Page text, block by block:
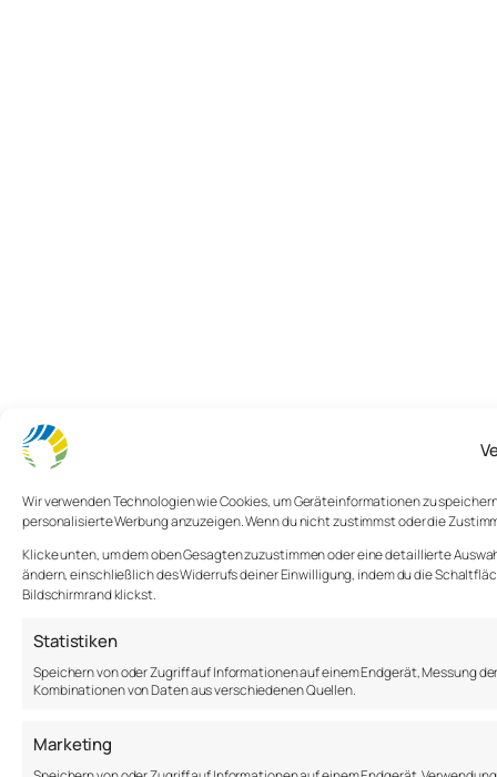
Wir verwenden Technologien wie Cookies, um Geräteinformationen zu
personalisierte Werbung anzuzeigen. Wenn du nicht zustimmst oder die
Klicke unten, um dem oben Gesagten zuzustimmen oder eine detaillierte
ändern, einschließlich des Widerrufs deiner Einwilligung, indem du die
Bildschirmrand klickst.
Statistiken
Speichern von oder Zugriff auf Informationen auf einem Endgerät, Messung
Kombinationen von Daten aus verschiedenen Quellen.
Marketing